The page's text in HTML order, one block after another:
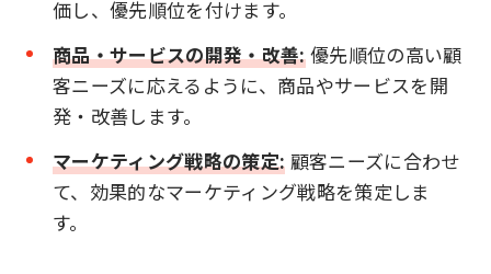
価し、優先順位を付けます。
商品・サービスの開発・改善:優先順位の高い顧
客ニーズに応えるように、商品やサービスを開
発・改善します。
マーケティング戦略の策定: 顧客ニーズに合わせ
て、効果的なマーケティング戦略を策定しま
す。